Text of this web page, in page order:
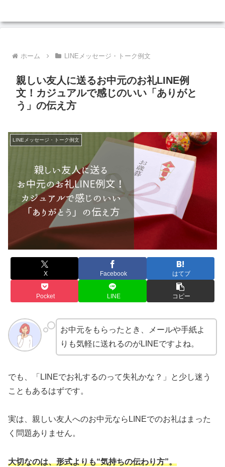
ホーム LINEメッセージ・トーク例文
親しい友人に送るお中元のお礼LINE例
文！カジュアルで感じのいい「ありがと
う」の伝え方
LINEメッセージ・トーク例文
X Facebook はてブ
Pocket LINE コピー
お中元をもらったとき、メールや手紙よ
りも気軽に送れるのがLINEですよね。
でも、「LINEでお礼するのって失礼かな？」と少し迷う
こともあるはずです。
実は、親しい友人へのお中元ならLINEでのお礼はまった
く問題ありません。
大切なのは、形式よりも“気持ちの伝わり方”。